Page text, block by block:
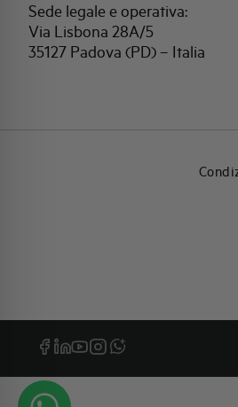
Sede legale e operativa:
Via Lisbona 28A/5
35127 Padova (PD) – Italia